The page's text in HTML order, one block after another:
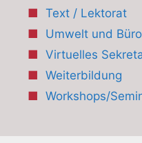
Text / Lektorat
Umwelt und Büro
Virtuelles
Weiterbildung
Workshops/